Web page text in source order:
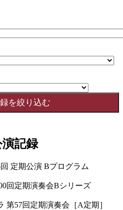
記録
定期公演 Bプログラム
回定期演奏会Bシリーズ
第57回定期演奏会［A定期］